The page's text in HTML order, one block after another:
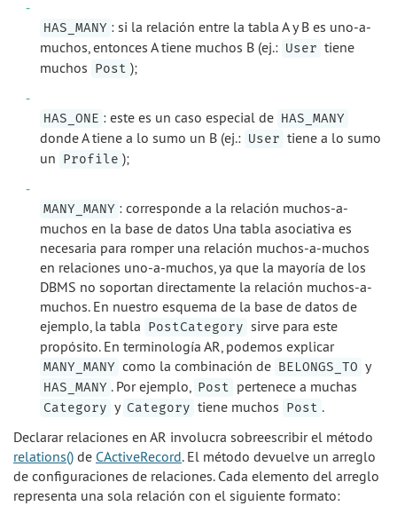
HAS_MANY : si la relación entre la tabla A y B es uno-a-
muchos, entonces A tiene muchos B (ej.: User tiene
muchos Post );
HAS_ONE : este es un caso especial de HAS_MANY
donde A tiene a lo sumo un B (ej.: User tiene a lo sumo
un Profile );
MANY_MANY : corresponde a la relación muchos-a-
muchos en la base de datos Una tabla asociativa es
necesaria para romper una relación muchos-a-muchos
en relaciones uno-a-muchos, ya que la mayoría de los
DBMS no soportan directamente la relación muchos-a-
muchos. En nuestro esquema de la base de datos de
ejemplo, la tabla PostCategory sirve para este
propósito. En terminología AR, podemos explicar
MANY_MANY como la combinación de BELONGS_TO y
HAS_MANY . Por ejemplo, Post pertenece a muchas
Category y Category tiene muchos Post .
Declarar relaciones en AR involucra sobreescribir el método
relations() de CActiveRecord. El método devuelve un arreglo
de configuraciones de relaciones. Cada elemento del arreglo
representa una sola relación con el siguiente formato: